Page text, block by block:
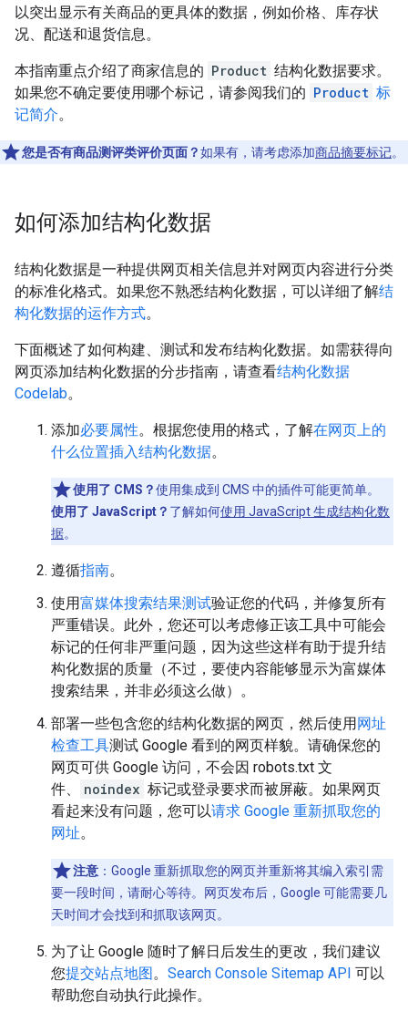
以突出显示有关商品的更具体的数据，例如价格、库存状
况、配送和退货信息。
本指南重点介绍了商家信息的 Product 结构化数据要求。
如果您不确定要使用哪个标记，请参阅我们的 Product 标
记简介。
您是否有商品测评类评价页面？如果有，请考虑添加商品摘要标记。
如何添加结构化数据
结构化数据是一种提供网页相关信息并对网页内容进行分类
的标准化格式。如果您不熟悉结构化数据，可以详细了解结
构化数据的运作方式。
下面概述了如何构建、测试和发布结构化数据。如需获得向
网页添加结构化数据的分步指南，请查看结构化数据
Codelab。
添加必要属性。根据您使用的格式，了解在网页上的
什么位置插入结构化数据。
使用了 CMS？使用集成到 CMS 中的插件可能更简单。
使用了 JavaScript？ 了解如何使用 JavaScript 生成结构化数
据。
遵循指南。
使用富媒体搜索结果测试验证您的代码，并修复所有
严重错误。此外，您还可以考虑修正该工具中可能会
标记的任何非严重问题，因为这些这样有助于提升结
构化数据的质量（不过，要使内容能够显示为富媒体
搜索结果，并非必须这么做）。
部署一些包含您的结构化数据的网页，然后使用网址
检查工具测试 Google 看到的网页样貌。请确保您的
网页可供 Google 访问，不会因 robots.txt 文
件、
noindex 标记或登录要求而被屏蔽。如果网页
看起来没有问题，您可以请求 Google 重新抓取您的
网址。
注意 ：Google 重新抓取您的网页并重新将其编入索引需
要一段时间，请耐心等待。网页发布后，Google 可能需要几
天时间才会找到和抓取该网页。
为了让 Google 随时了解日后发生的更改，我们建议
您提交站点地图。 Search Console Sitemap API 可以
帮助您自动执行此操作。